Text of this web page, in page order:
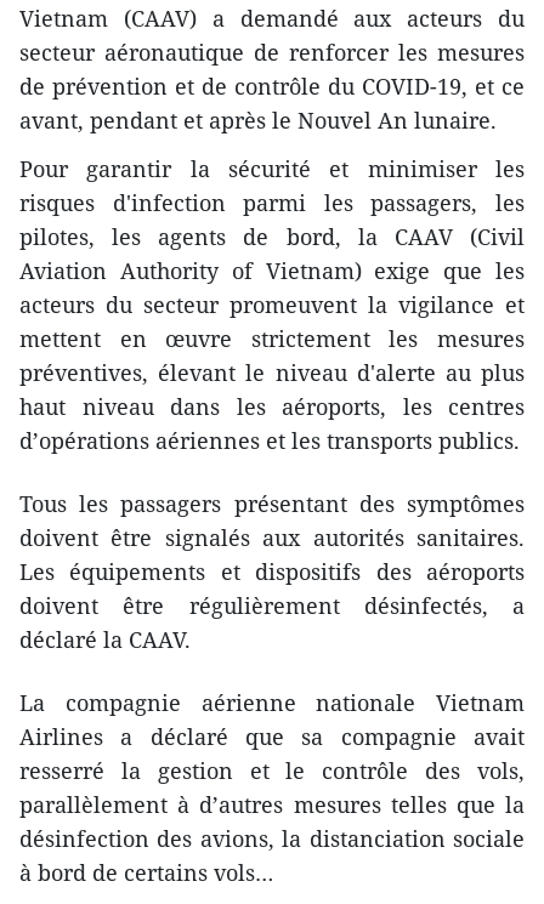
Vietnam (CAAV) a demandé aux acteurs du
secteur aéronautique de renforcer les mesures
de prévention et de contrôle du COVID-19, et ce
avant, pendant et après le Nouvel An lunaire.
Pour garantir la sécurité et minimiser les
risques d'infection parmi les passagers, les
pilotes, les agents de bord, la CAAV (Civil
Aviation Authority of Vietnam) exige que les
acteurs du secteur promeuvent la vigilance et
mettent en œuvre strictement les mesures
préventives, élevant le niveau d'alerte au plus
haut niveau dans les aéroports, les centres
d’opérations aériennes et les transports publics.
Tous les passagers présentant des symptômes
doivent être signalés aux autorités sanitaires.
Les équipements et dispositifs des aéroports
doivent être régulièrement désinfectés, a
déclaré la CAAV.
La compagnie aérienne nationale Vietnam
Airlines a déclaré que sa compagnie avait
resserré la gestion et le contrôle des vols,
parallèlement à d’autres mesures telles que la
désinfection des avions, la distanciation sociale
à bord de certains vols…